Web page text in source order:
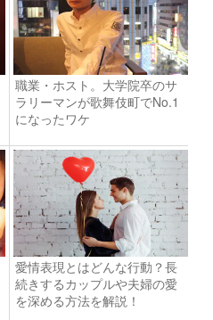
職業・ホスト。大学院卒のサ
ラリーマンが歌舞伎町でNo.1
になったワケ
愛情表現とはどんな行動？長
続きするカップルや夫婦の愛
を深める方法を解説！